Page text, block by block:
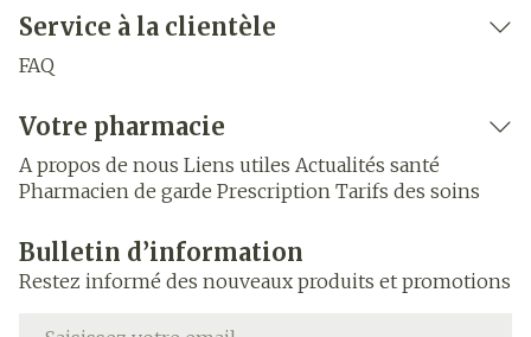
Service à la clientèle
FAQ
Votre pharmacie
A propos de nous Liens utiles Actualités santé
Pharmacien de garde Prescription Tarifs des soins
Bulletin d’information
Restez informé des nouveaux produits et promotions
Adresse mail